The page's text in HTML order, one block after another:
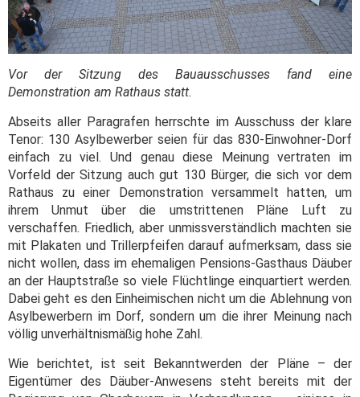
Vor der Sitzung des Bauausschusses fand eine
Demonstration am Rathaus statt.
Abseits aller Paragrafen herrschte im Ausschuss der klare
Tenor: 130 Asylbewerber seien für das 830-Einwohner-Dorf
einfach zu viel. Und genau diese Meinung vertraten im
Vorfeld der Sitzung auch gut 130 Bürger, die sich vor dem
Rathaus zu einer Demonstration versammelt hatten, um
ihrem Unmut über die umstrittenen Pläne Luft zu
verschaffen. Friedlich, aber unmissverständlich machten sie
mit Plakaten und Trillerpfeifen darauf aufmerksam, dass sie
nicht wollen, dass im ehemaligen Pensions-Gasthaus Däuber
an der Hauptstraße so viele Flüchtlinge einquartiert werden.
Dabei geht es den Einheimischen nicht um die Ablehnung von
Asylbewerbern im Dorf, sondern um die ihrer Meinung nach
völlig unverhältnismäßig hohe Zahl.
Wie berichtet, ist seit Bekanntwerden der Pläne – der
Eigentümer des Däuber-Anwesens steht bereits mit der